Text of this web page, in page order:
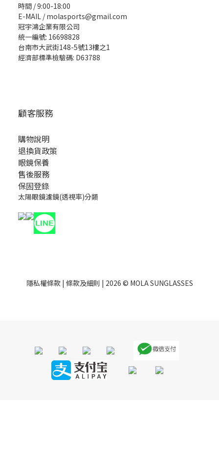
時間 / 9:00-18:00
E-MAIL / molasports@gmail.com
冠宇鴻企業有限公司
統一編號: 16698828
台南市大武街148-5號13樓之1
經濟部標準檢驗碼: D63788
顧客服務
購物說明
退換貨政策
眼鏡保養
售後服務
保固登錄
太陽眼鏡濾鏡(透視率)分類
隱私權條款| 條款及細則 | 2026 © MOLA SUNGLASSES